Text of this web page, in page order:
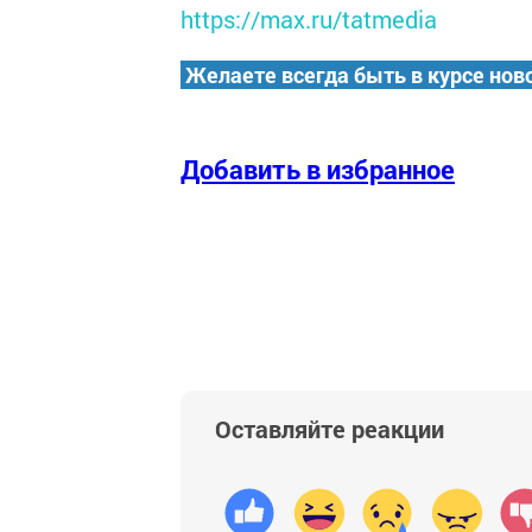
https://max.ru/tatmedia
Желаете всегда быть в курсе
Добавить в избранное
Оставляйте реакции